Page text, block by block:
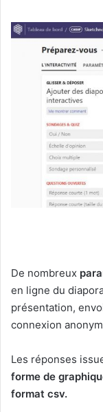
De nombreux
en ligne du
présentation,
connexion
Les réponses
forme de
format csv.